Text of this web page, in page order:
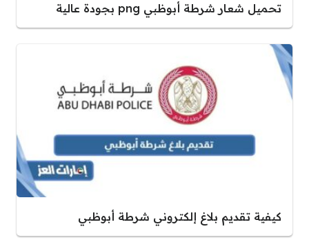
تحميل شعار شرطة أبوظبي png بجودة عالية
كيفية تقديم بلاغ إلكتروني شرطة أبوظبي